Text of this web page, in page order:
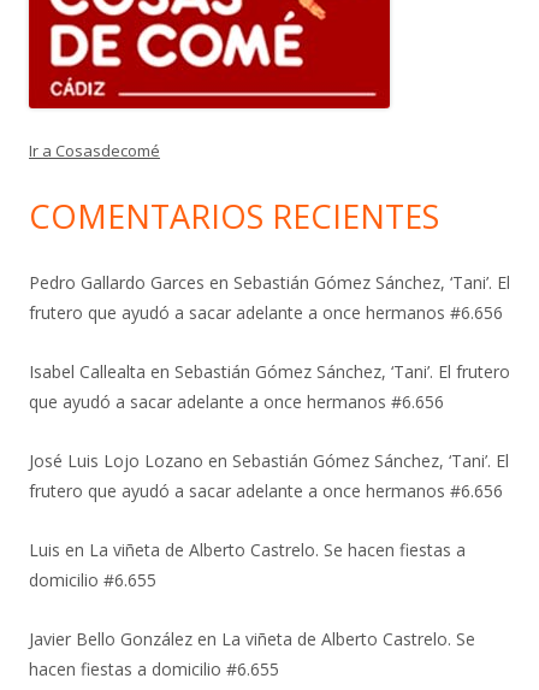
Ir a Cosasdecomé
COMENTARIOS RECIENTES
Pedro Gallardo Garces en Sebastián Gómez Sánchez, ‘Tani’. El
frutero que ayudó a sacar adelante a once hermanos #6.656
Isabel Callealta en Sebastián Gómez Sánchez, ‘Tani’. El frutero
que ayudó a sacar adelante a once hermanos #6.656
José Luis Lojo Lozano en Sebastián Gómez Sánchez, ‘Tani’. El
frutero que ayudó a sacar adelante a once hermanos #6.656
Luis en La viñeta de Alberto Castrelo. Se hacen fiestas a
domicilio #6.655
Javier Bello González en La viñeta de Alberto Castrelo. Se
hacen fiestas a domicilio #6.655